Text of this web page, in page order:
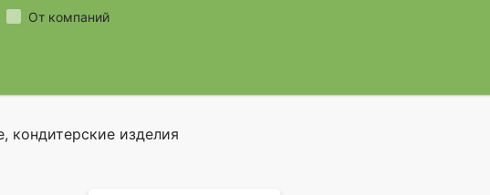
От компаний
кондитерские изделия